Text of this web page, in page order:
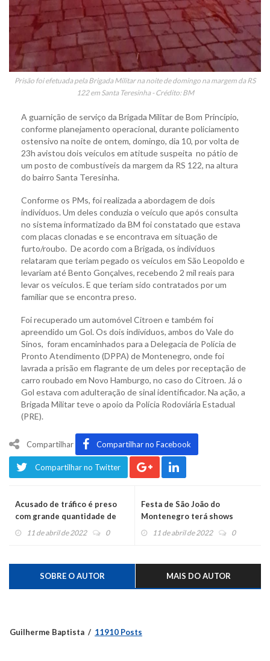
Prisão foi efetuada pela Brigada Militar na noite de domingo na margem da RS
122 em Santa Teresinha - Crédito: BM
A guarnição de serviço da Brigada Militar de Bom Princípio,
conforme planejamento operacional, durante policiamento
ostensivo na noite de ontem, domingo, dia 10, por volta de
23h avistou dois veículos em atitude suspeita no pátio de
um posto de combustíveis da margem da RS 122, na altura
do bairro Santa Teresinha.
Conforme os PMs, foi realizada a abordagem de dois
indivíduos. Um deles conduzia o veículo que após consulta
no sistema informatizado da BM foi constatado que estava
com placas clonadas e se encontrava em situação de
furto/roubo. De acordo com a Brigada, os indivíduos
relataram que teriam pegado os veículos em São Leopoldo e
levariam até Bento Gonçalves, recebendo 2 mil reais para
levar os veículos. E que teriam sido contratados por um
familiar que se encontra preso.
Foi recuperado um automóvel Citroen e também foi
apreendido um Gol. Os dois indivíduos, ambos do Vale do
Sinos, foram encaminhados para a Delegacia de Polícia de
Pronto Atendimento (DPPA) de Montenegro, onde foi
lavrada a prisão em flagrante de um deles por receptação de
carro roubado em Novo Hamburgo, no caso do Citroen. Já o
Gol estava com adulteração de sinal identificador. Na ação, a
Brigada Militar teve o apoio da Polícia Rodoviária Estadual
(PRE).
Compartilhar Compartilhar no Facebook
Compartilhar no Twitter
Acusado de tráfico é preso
com grande quantidade de
drogas e pássaros
11 de abril de 2022 0
Festa de São João do
Montenegro terá shows
nacionais
11 de abril de 2022 0
SOBRE O AUTOR MAIS DO AUTOR
Guilherme Baptista 11910 Posts